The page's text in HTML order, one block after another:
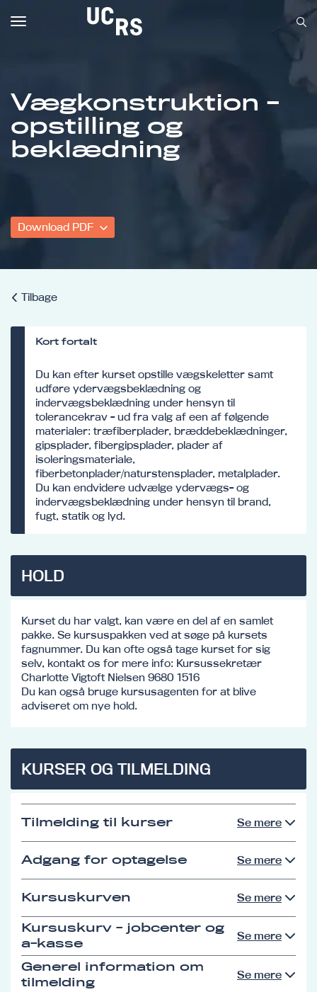
Om UCRS
Bliv faglært
Vægkonstruktion -
opstilling og
beklædning
Download PDF
Tilbage
Kort fortalt
Du kan efter kurset opstille vægskeletter samt
udføre ydervægsbeklædning og
indervægsbeklædning under hensyn til
tolerancekrav - ud fra valg af een af følgende
materialer: træfiberplader, bræddebeklædninger,
gipsplader, fibergipsplader, plader af
isoleringsmateriale,
fiberbetonplader/naturstensplader, metalplader.
Du kan endvidere udvælge ydervægs- og
indervægsbeklædning under hensyn til brand,
fugt, statik og lyd.
HOLD
Kurset du har valgt, kan være en del af en samlet
pakke. Se kursuspakken ved at søge på kursets
fagnummer. Du kan ofte også tage kurset for sig
selv, kontakt os for mere info: Kursussekretær
Charlotte Vigtoft Nielsen 9680 1516
Du kan også bruge kursusagenten for at blive
adviseret om nye hold.
KURSER OG TILMELDING
Tilmelding til kurser Se mere
Adgang for optagelse Se mere
Kursuskurven Se mere
Kursuskurv - jobcenter og
a-kasse
Se mere
Generel information om
tilmelding
Se mere